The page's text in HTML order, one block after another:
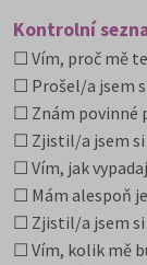
Kontrolní
☐ Vím, proč mě
☐ Prošel/a jsem
☐ Znám povinné
☐ Zjistil/a jsem si
☐ Vím, jak
☐ Mám alespoň
☐ Zjistil/a jsem
☐ Vím, kolik mě